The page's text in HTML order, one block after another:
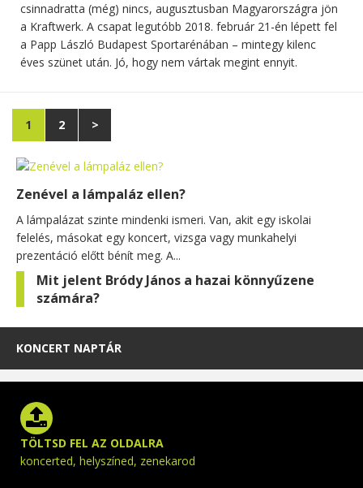
csinnadratta (még) nincs, augusztusban Magyarországra jön
a Kraftwerk. A csapat legutóbb 2018. február 21-én lépett fel
a Papp László Budapest Sportarénában – mintegy kilenc
éves szünet után. Jó, hogy nem vártak megint ennyit.
1 2 >
Zenével a lámpaláz ellen?
A lámpalázat szinte mindenki ismeri. Van, akit egy iskolai
felelés, másokat egy koncert, vizsga vagy munkahelyi
prezentáció előtt bénít meg. A...
Mit jelent Bródy János a hazai könnyűzene
számára?
KONCERT NAPTÁR
TÖLTSD FEL AZ OLDALRA
koncerted, helyszíned, zenekarod